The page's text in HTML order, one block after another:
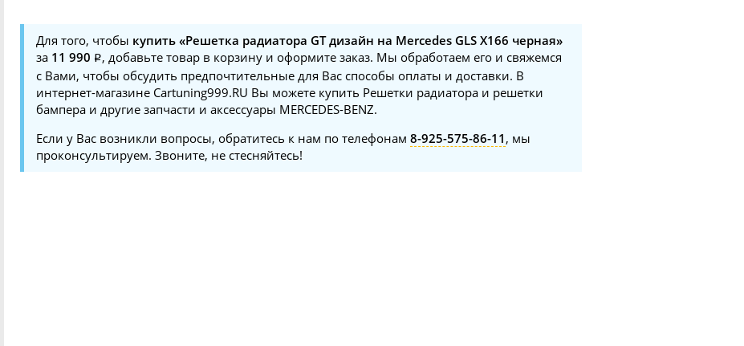
Для того, чтобы купить «Решетка радиатора GT дизайн на Mercedes GLS X166 черная»
за 11 990
, добавьте товар в корзину и оформите заказ. Мы обработаем его и свяжемся
с Вами, чтобы обсудить предпочтительные для Вас способы оплаты и доставки. В
интернет-магазине Cartuning999.RU Вы можете купить Решетки радиатора и решетки
бампера и другие запчасти и аксессуары MERCEDES-BENZ.
Если у Вас возникли вопросы, обратитесь к нам по телефонам 8-925-575-86-11 , мы
проконсультируем. Звоните, не стесняйтесь!